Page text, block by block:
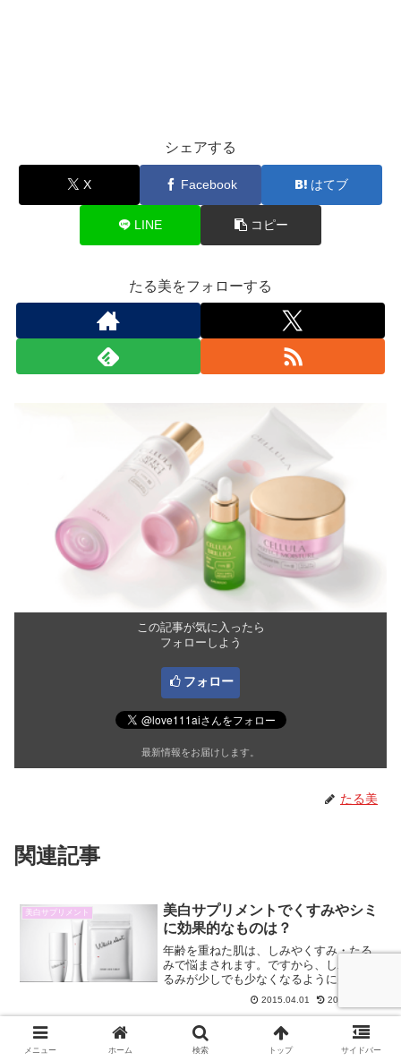
シェアする
X Facebook はてブ
LINE コピー
たる美をフォローする
この記事が気に入ったら
フォローしよう
フォロー
最新情報をお届けします。
たる美
関連記事
美白サプリメント
美白サプリメントでくすみやシミ
に効果的なものは？
年齢を重ねた肌は、しみやくすみ・たる
みで悩まされます。ですから、しわやた
るみが少しでも少なくなるように美容成
分配合のスキンケアを使って毎日お手入
れをしています。しかし、スキンケアだ
ぱいだと感じています。や...
2015.04.01 2020.04.06
bisaki
bisaki ローション(化粧水）につ
メニュー ホーム 検索 トップ サイドバー